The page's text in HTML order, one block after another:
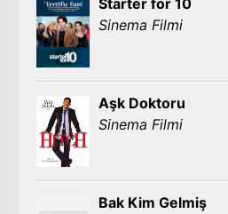
Starter for 10
Sinema Filmi
Aşk Doktoru
Sinema Filmi
Bak Kim Gelmiş